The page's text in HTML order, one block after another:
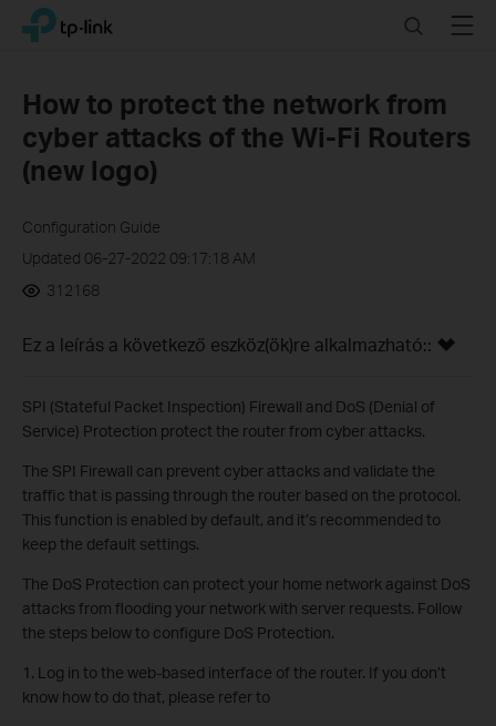
Click
navigation
TP-Link, Reliably Smart SearchMenu
How to protect the network from
cyber attacks of the Wi-Fi Routers
(new logo)
Configuration Guide
Updated 06-27-2022 09:17:18 AM
312168
Ez a leírás a következő eszköz(ök)re alkalmazható::
SPI (Stateful Packet Inspection) Firewall and DoS (Denial of
Service) Protection protect the router from cyber attacks.
The SPI Firewall can prevent cyber attacks and validate the
traffic that is passing through the router based on the protocol.
This function is enabled by default, and it’s recommended to
keep the default settings.
The DoS Protection can protect your home network against DoS
attacks from flooding your network with server requests. Follow
the steps below to configure DoS Protection.
1. Log in to the web-based interface of the router. If you don’t
know how to do that, please refer to